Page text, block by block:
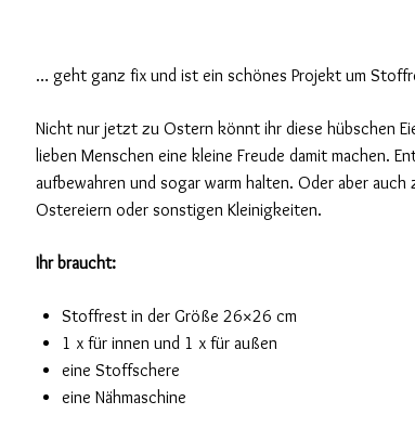
… geht ganz fix und ist ein schönes Projekt um
Nicht nur jetzt zu Ostern könnt ihr diese hübschen
lieben Menschen eine kleine Freude damit machen.
aufbewahren und sogar warm halten. Oder aber
Ostereiern oder sonstigen Kleinigkeiten.
Ihr braucht:
Stoffrest in der Größe 26×26 cm
1 x für innen und 1 x für außen
eine Stoffschere
eine Nähmaschine